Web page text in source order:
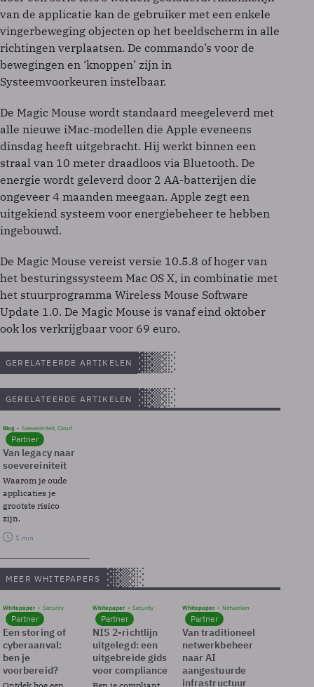
van de applicatie kan de gebruiker met een enkele
vingerbeweging objecten op het beeldscherm in alle
richtingen verplaatsen. De commando’s voor de
bewegingen en ‘knoppen’ zijn in
Systeemvoorkeuren instelbaar.
De Magic Mouse wordt standaard meegeleverd met
alle nieuwe iMac-modellen die Apple eveneens
dinsdag heeft uitgebracht. Hij werkt binnen een
straal van 10 meter draadloos via Bluetooth. De
energie wordt geleverd door 2 AA-batterijen die
ongeveer 4 maanden meegaan. Apple zegt een
uitgekiend systeem voor energiebeheer te hebben
ingebouwd.
De Magic Mouse vereist versie 10.5.8 of hoger van
het besturingssysteem Mac OS X, in combinatie met
het stuurprogramma Wireless Mouse Software
Update 1.0. De Magic Mouse is vanaf eind oktober
ook los verkrijgbaar voor 69 euro.
GERELATEERDE ARTIKELEN
GERELATEERDE ARTIKELEN
Blog Soevereinteit, Cloud
Partner
Van legacy naar
soevereiniteit
Waarom je oude
applicaties je
grootste risico
zijn.
1 min
MEER WHITEPAPERS
Whitepaper Security
Partner
Een storing of
cyberaanval:
ben je
voorbereid?
Whitepaper Security
Partner
NIS 2-richtlijn
uitgelegd: een
uitgebreide gids
voor compliance
Whitepaper Netwerken
Partner
Van traditioneel
netwerkbeheer
naar AI
aangestuurde
infrastructuur